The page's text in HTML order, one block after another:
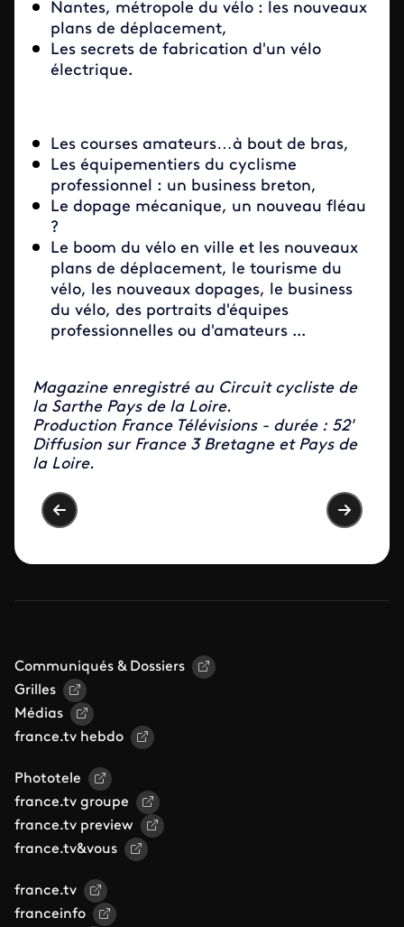
Nantes, métropole du vélo : les nouveaux
plans de déplacement,
Les secrets de fabrication d'un vélo
électrique.
Les courses amateurs…à bout de bras,
Les équipementiers du cyclisme
professionnel : un business breton,
Le dopage mécanique, un nouveau fléau
?
Le boom du vélo en ville et les nouveaux
plans de déplacement, le tourisme du
vélo, les nouveaux dopages, le business
du vélo, des portraits d'équipes
professionnelles ou d'amateurs ...
Magazine enregistré au Circuit cycliste de
la Sarthe Pays de la Loire.
Production France Télévisions - durée : 52'
Diffusion sur France 3 Bretagne et Pays de
la Loire.
Communiqués & Dossiers
Grilles
Médias
france.tv hebdo
Phototele
france.tv groupe
france.tv preview
france.tv&vous
france.tv
franceinfo